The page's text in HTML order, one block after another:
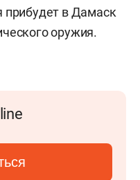
прибудет в Дамаск
оружия.